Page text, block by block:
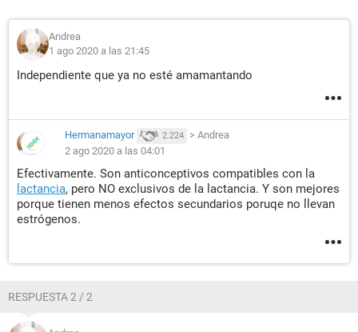
Andrea
1 ago 2020 a las 21:45
Independiente que ya no esté amamantando
Hermanamayor 2.224 > Andrea
2 ago 2020 a las 04:01
Efectivamente. Son anticonceptivos compatibles con la
lactancia, pero NO exclusivos de la lactancia. Y son mejores
porque tienen menos efectos secundarios poruqe no llevan
estrógenos.
RESPUESTA 2 / 2